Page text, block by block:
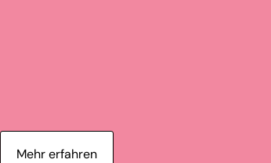
Mehr erfahren